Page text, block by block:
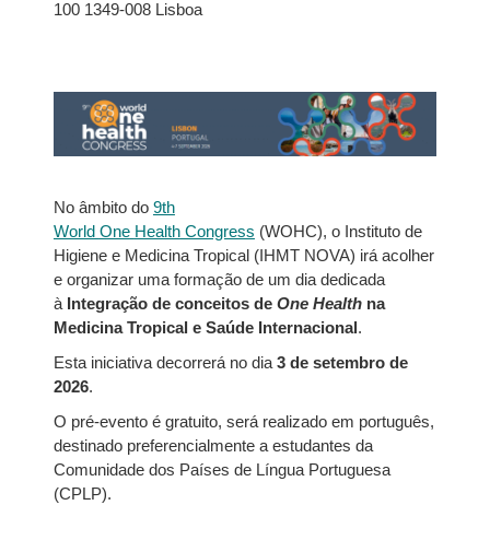
100 1349-008 Lisboa
No âmbito do 9th
World One HealthCongress (WOHC), o Instituto de
Higiene e Medicina Tropical (IHMT NOVA) irá acolher
e organizar uma formação de um dia dedicada
à Integração de conceitos de One Healthna
Medicina Tropical e Saúde Internacional.
Esta iniciativa decorrerá no dia 3 de setembro de
2026.
O pré-evento é gratuito, será realizado em português,
destinado preferencialmente a estudantes da
Comunidade dos Países de Língua Portuguesa
(CPLP).